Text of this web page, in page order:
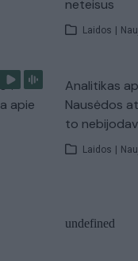
neteisus
Laidos |
apie
Analitikas
Nausėdos
to
Laidos |